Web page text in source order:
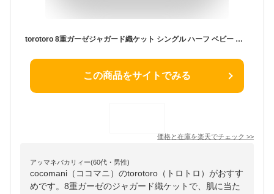
torotoro 8重ガーゼジャガード織ケット シングル ハーフ ベビー ひざ掛け 膝掛け ガーゼケット オーガニック コットン 赤ちゃん ベビー 肌にやさしい 出産祝い 誕生日 贈り物 cocomani ココマニ 新生活 御中元 お中元 熨斗 とろとろ プレゼント
この商品をサイトでみる
価格と在庫を楽天でチェック >>
アッマネバカリィー(60代・男性)
cocomani（ココマニ）のtorotoro（トロトロ）がおすす
めです。8重ガーゼのジャガード織ケットで、肌に当た